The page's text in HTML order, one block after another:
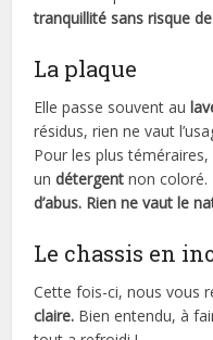
tranquillité sans risque
La plaque
Elle passe souvent au
résidus, rien ne vaut
Pour les plus
undétergent non
d’abus. Rien ne vaut le
Le chassis en
Cette fois-ci, nous vous
claire. Bien entendu, à